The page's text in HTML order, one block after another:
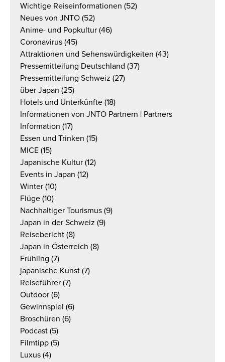
Wichtige Reiseinformationen (52)
Neues von JNTO (52)
Anime- und Popkultur (46)
Coronavirus (45)
Attraktionen und Sehenswürdigkeiten (43)
Pressemitteilung Deutschland (37)
Pressemitteilung Schweiz (27)
über Japan (25)
Hotels und Unterkünfte (18)
Informationen von JNTO Partnern | Partners
Information (17)
Essen und Trinken (15)
MICE (15)
Japanische Kultur (12)
Events in Japan (12)
Winter (10)
Flüge (10)
Nachhaltiger Tourismus (9)
Japan in der Schweiz (9)
Reisebericht (8)
Japan in Österreich (8)
Frühling (7)
japanische Kunst (7)
Reiseführer (7)
Outdoor (6)
Gewinnspiel (6)
Broschüren (6)
Podcast (5)
Filmtipp (5)
Luxus (4)